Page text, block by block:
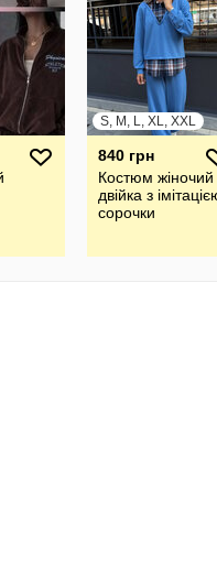
S, M, L, XL, XXL
840 грн
Костюм жіночий
двійка з
сорочки